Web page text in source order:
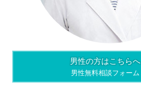
男性の方はこちらへ
男性無料相談フォーム